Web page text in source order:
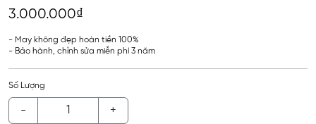
3.000.000₫
- May không đẹp hoàn tiền 100%
- Bảo hành, chỉnh sửa miễn phí 3 năm
Số Lượng
- +